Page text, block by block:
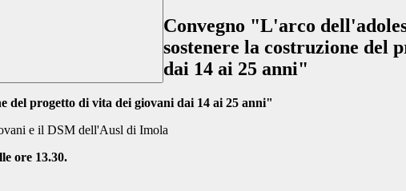
Convegno "L'arco
sostenere la costruzione del
dai 14 ai 25 anni"
del progetto di vita dei giovani dai 14 ai 25 anni"
e il DSM dell'Ausl di Imola
ore 13.30.